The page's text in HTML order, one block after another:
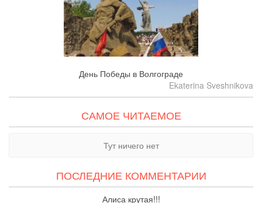
День Победы в Волгограде
Ekaterina Sveshnikova
САМОЕ ЧИТАЕМОЕ
Тут ничего нет
ПОСЛЕДНИЕ КОММЕНТАРИИ
Алиса крутая!!!